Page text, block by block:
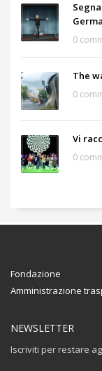
0
The
0
Vi
0
Fondazione
Amministrazione
NEWSLETTER
Iscriviti per restare